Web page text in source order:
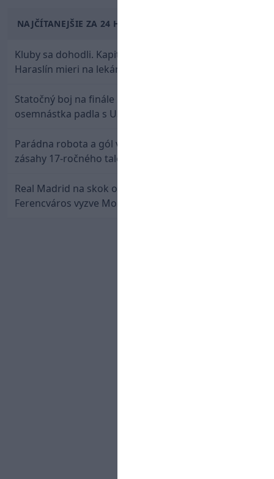
NAJČÍTANEJŠIE ZA 24 HODÍN
Kluby sa dohodli. Kapitán Sparty Praha Lukáš
Haraslín mieri na lekársku prehliadku
Statočný boj na finále nestačil: Slovenská
osemnástka padla s USA a zabojuje o bronz
Parádna robota a gól v oslabení! Pozrite si oba
zásahy 17-ročného talentu Rychlíka proti USA
Real Madrid na skok od Slovenska: Borbélyho
Ferencváros vyzve Mourinhove hviezdy